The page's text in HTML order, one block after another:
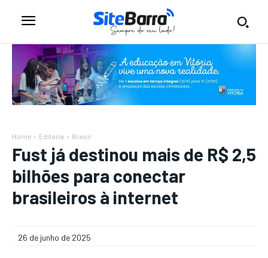
Home Editoria Brasil
Fust já destinou mais de R$ 2,5
bilhões para conectar
brasileiros à internet
26 de junho de 2025